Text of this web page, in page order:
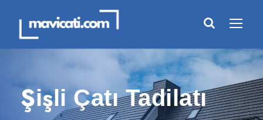
Şişli Çatı Tadilatı